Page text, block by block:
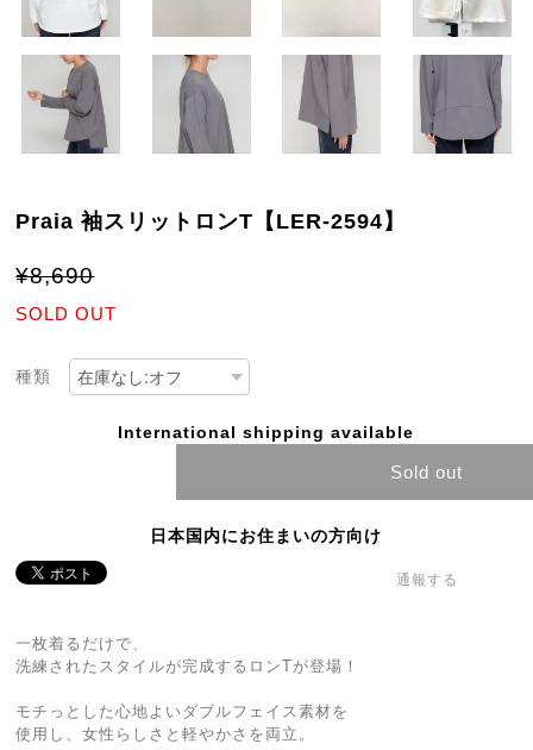
Praia 袖スリットロンT【LER-2594】
¥8,690
SOLD OUT
種類
International shipping available
Sold out
日本国内にお住まいの方向け
通報する
一枚着るだけで、
洗練されたスタイルが完成するロンTが登場！
モチっとした心地よいダブルフェイス素材を
使用し、女性らしさと軽やかさを両立。